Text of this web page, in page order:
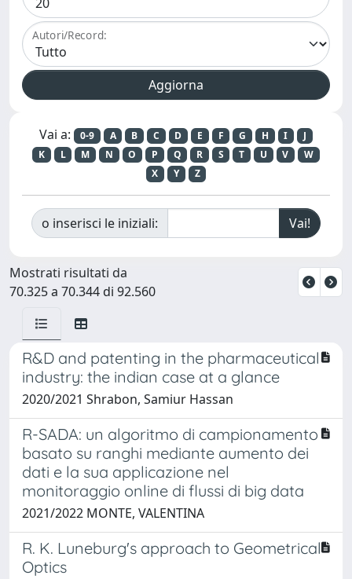
Autori/Record:
Vai a: 0-9 A B C D E F G H I
J
K
L M N O P Q R S T U V
W
X
Y Z
o inserisci le iniziali:
Mostrati risultati da
70.325 a 70.344 di 92.560
R&D and patenting in the pharmaceutical
industry: the indian case at a glance
2020/2021 Shrabon, Samiur Hassan
R-SADA: un algoritmo di campionamento
basato su ranghi mediante aumento dei
dati e la sua applicazione nel
monitoraggio online di flussi di big data
2021/2022 MONTE, VALENTINA
R. K. Luneburg's approach to Geometrical
Optics